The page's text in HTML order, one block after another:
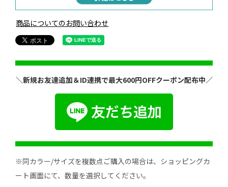
商品についてのお問い合わせ
＼新規お友達追加＆ID連携で最大600円OFFクーポン配布中／
※同カラー/サイズを複数点ご購入の場合は、ショッピングカ
ート画面にて、数量を選択してください。